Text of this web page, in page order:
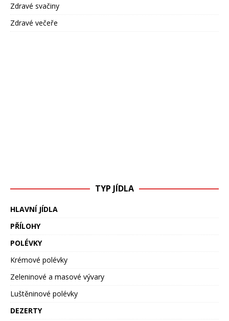
Zdravé svačiny
Zdravé večeře
TYP JÍDLA
HLAVNÍ JÍDLA
PŘÍLOHY
POLÉVKY
Krémové polévky
Zeleninové a masové vývary
Luštěninové polévky
DEZERTY